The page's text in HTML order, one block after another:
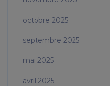
octobre 2025
septembre 2025
mai 2025
avril 2025